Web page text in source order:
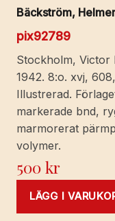
Bäckström,
pix92789
Stockholm, Victor
1942. 8:o. xvj,
Illustrerad.
markerade bnd,
marmorerat
volymer.
500kr
LÄGG I